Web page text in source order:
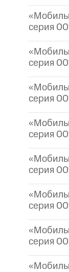
серия
серия
серия
серия
серия
серия
серия